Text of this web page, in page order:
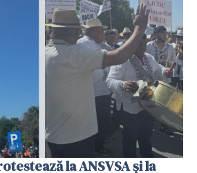
la ANSVSA și la